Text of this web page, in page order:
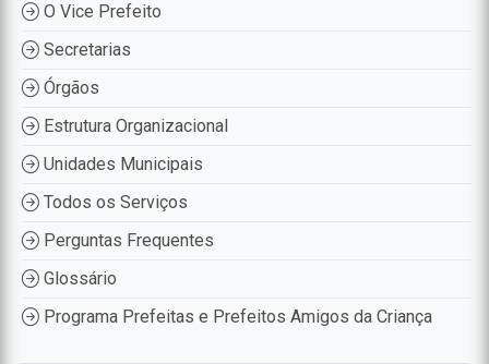
O Vice Prefeito
Secretarias
Órgãos
Estrutura Organizacional
Unidades Municipais
Todos os Serviços
Perguntas Frequentes
Glossário
Programa Prefeitas e Prefeitos Amigos da Criança